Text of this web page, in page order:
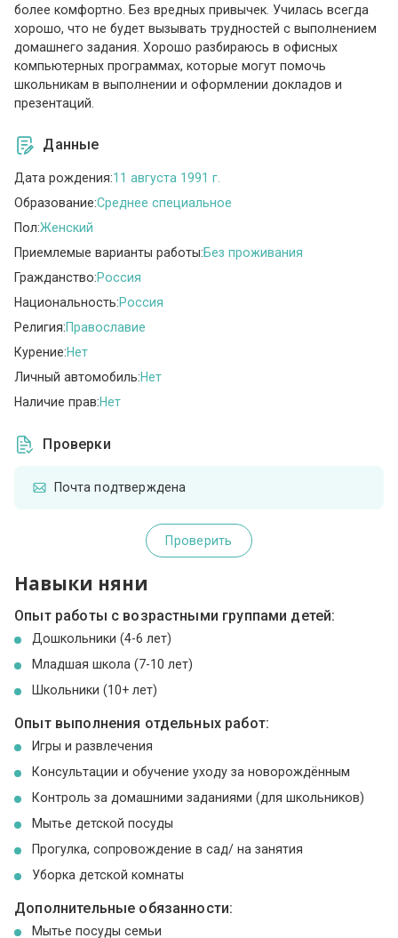
более комфортно. Без вредных привычек. Училась всегда
хорошо, что не будет вызывать трудностей с выполнением
домашнего задания. Хорошо разбираюсь в офисных
компьютерных программах, которые могут помочь
школьникам в выполнении и оформлении докладов и
презентаций.
Данные
Дата рождения:11 августа 1991 г.
Образование:Среднее специальное
Пол:Женский
Приемлемые варианты работы:Без проживания
Гражданство:Россия
Национальность:Россия
Религия:Православие
Курение:Нет
Личный автомобиль:Нет
Наличие прав:Нет
Проверки
Почта подтверждена
Проверить
Навыки няни
Опыт работы с возрастными группами детей:
Дошкольники (4-6 лет)
Младшая школа (7-10 лет)
Школьники (10+ лет)
Опыт выполнения отдельных работ:
Игры и развлечения
Консультации и обучение уходу за новорождённым
Контроль за домашними заданиями (для школьников)
Мытье детской посуды
Прогулка, сопровождение в сад/ на занятия
Уборка детской комнаты
Дополнительные обязанности:
Мытье посуды семьи